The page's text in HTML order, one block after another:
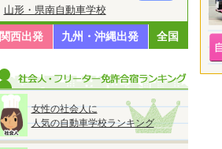
山形・県南自動車学校
関西出発 九州・沖縄出発 全国
女性の社会人に
人気の自動車学校ランキング